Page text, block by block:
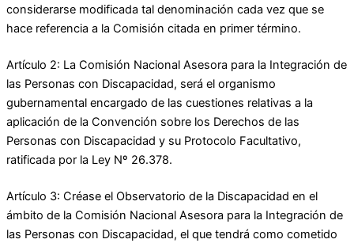
considerarse modificada tal denominación cada vez que se
hace referencia a la Comisión citada en primer término.
Artículo 2: La Comisión Nacional Asesora para la Integración de
las Personas con Discapacidad, será el organismo
gubernamental encargado de las cuestiones relativas a la
aplicación de la Convención sobre los Derechos de las
Personas con Discapacidad y su Protocolo Facultativo,
ratificada por la Ley Nº 26.378.
Artículo 3: Créase el Observatorio de la Discapacidad en el
ámbito de la Comisión Nacional Asesora para la Integración de
las Personas con Discapacidad, el que tendrá como cometido